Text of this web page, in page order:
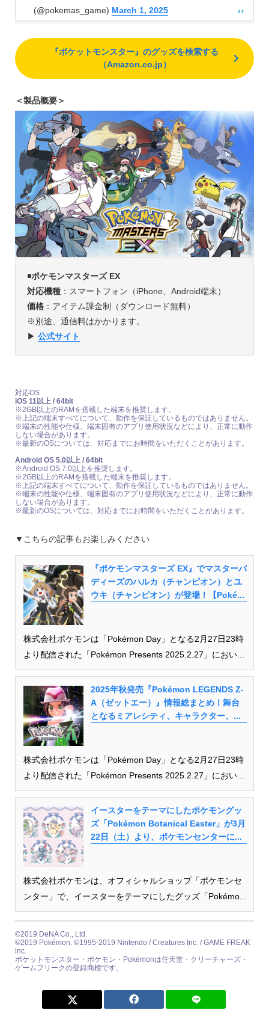
(@pokemas_game) March 1, 2025
『ポケットモンスター』のグッズを検索する
（Amazon.co.jp）
＜製品概要＞
◾️ポケモンマスターズ EX
対応機種：スマートフォン（iPhone、Android端末）
価格：アイテム課金制（ダウンロード無料）
※別途、通信料はかかります。
▶︎ 公式サイト
対応OS
iOS 11以上 / 64bit
※2GB以上のRAMを搭載した端末を推奨します。
※上記の端末すべてについて、動作を保証しているものではありません。
※端末の性能や仕様、端末固有のアプリ使用状況などにより、正常に動作
しない場合があります。
※最新のOSについては、対応までにお時間をいただくことがあります。
Android OS 5.0以上 / 64bit
※Android OS 7.0以上を推奨します。
※2GB以上のRAMを搭載した端末を推奨します。
※上記の端末すべてについて、動作を保証しているものではありません。
※端末の性能や仕様、端末固有のアプリ使用状況などにより、正常に動作
しない場合があります。
※最新のOSについては、対応までにお時間をいただくことがあります。
▼こちらの記事もお楽しみください
『ポケモンマスターズ EX』でマスターバ
ディーズのハルカ（チャンピオン）とユ
ウキ（チャンピオン）が登場！【Poké...
株式会社ポケモンは「Pokémon Day」となる2月27日23時
より配信された「Pokémon Presents 2025.2.27」におい...
2025年秋発売『Pokémon LEGENDS Z-
A（ゼットエー）』情報総まとめ！舞台
となるミアレシティ、キャラクター、...
株式会社ポケモンは「Pokémon Day」となる2月27日23時
より配信された「Pokémon Presents 2025.2.27」におい...
イースターをテーマにしたポケモングッ
ズ「Pokémon Botanical Easter」が3月
22日（土）より、ポケモンセンターに...
株式会社ポケモンは、オフィシャルショップ「ポケモンセ
ンター」で、イースターをテーマにしたグッズ「Pokémo...
©2019 DeNA Co., Ltd.
©2019 Pokémon. ©1995-2019 Nintendo / Creatures Inc. / GAME FREAK
inc.
ポケットモンスター・ポケモン・Pokémonは任天堂・クリーチャーズ・
ゲームフリークの登録商標です。